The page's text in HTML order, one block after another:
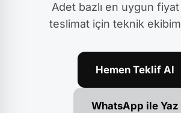
Adet bazlı en uygun fiyat
teslimat için teknik
Hemen Teklif Al
WhatsApp ile Yaz